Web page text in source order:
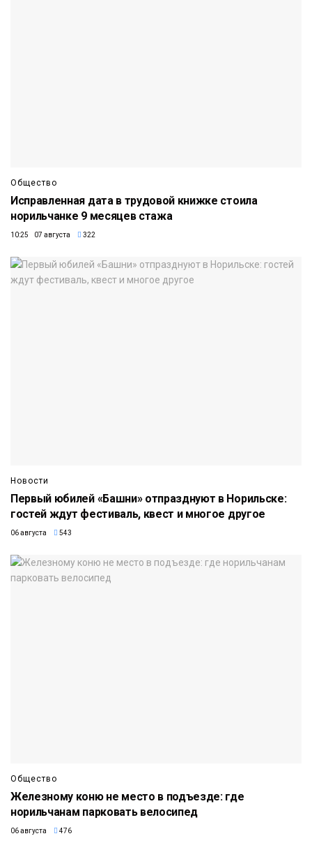
Общество
Исправленная дата в трудовой книжке стоила
норильчанке 9 месяцев стажа
10:25 07 августа 322
Новости
Первый юбилей «Башни» отпразднуют в Норильске:
гостей ждут фестиваль, квест и многое другое
06 августа 543
Общество
Железному коню не место в подъезде: где
норильчанам парковать велосипед
06 августа 476